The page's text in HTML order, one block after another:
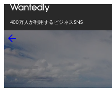
400万人が利用するビジネスSNS